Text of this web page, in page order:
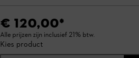
€ 120,00*
Alle prijzen zijn inclusief 21% btw.
Kies product